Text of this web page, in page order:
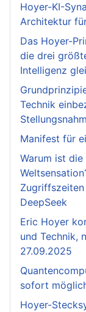
Hoyer-KI-
Architektur
Das Hoyer-
die drei
Intelligenz
Technik
Manifest für
Warum ist
DeepSeek
Eric Hoyer
und Technik,
27.09.2025
sofort
Hoyer-